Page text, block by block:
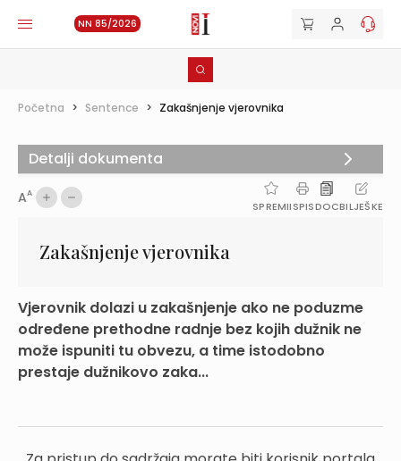
NN 85/2026
Početna > Sentence > Zakašnjenje vjerovnika
AA
SPREMIISPISDOCBILJEŠKE
Zakašnjenje vjerovnika
Vjerovnik dolazi u zakašnjenje ako ne poduzme
određene prethodne radnje bez kojih dužnik ne
može ispuniti tu obvezu, a time istodobno
prestaje dužnikovo zaka...
Detalji dokumenta